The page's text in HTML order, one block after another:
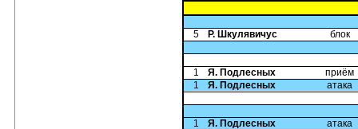
5 Р. Шкулявичус блок
1 Я. Подлесных
приём
1
Я. Подлесных атака
1 Я. Подлесных
атака